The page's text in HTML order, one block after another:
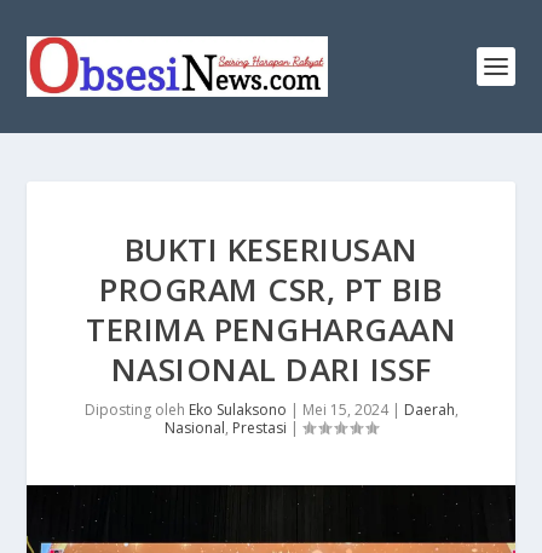
BUKTI KESERIUSAN
PROGRAM CSR, PT BIB
TERIMA PENGHARGAAN
NASIONAL DARI ISSF
Diposting oleh Eko Sulaksono | Mei 15, 2024| Daerah,
Nasional, Prestasi |